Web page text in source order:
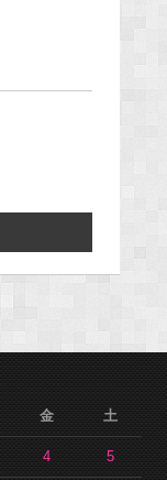
金 土
4 5